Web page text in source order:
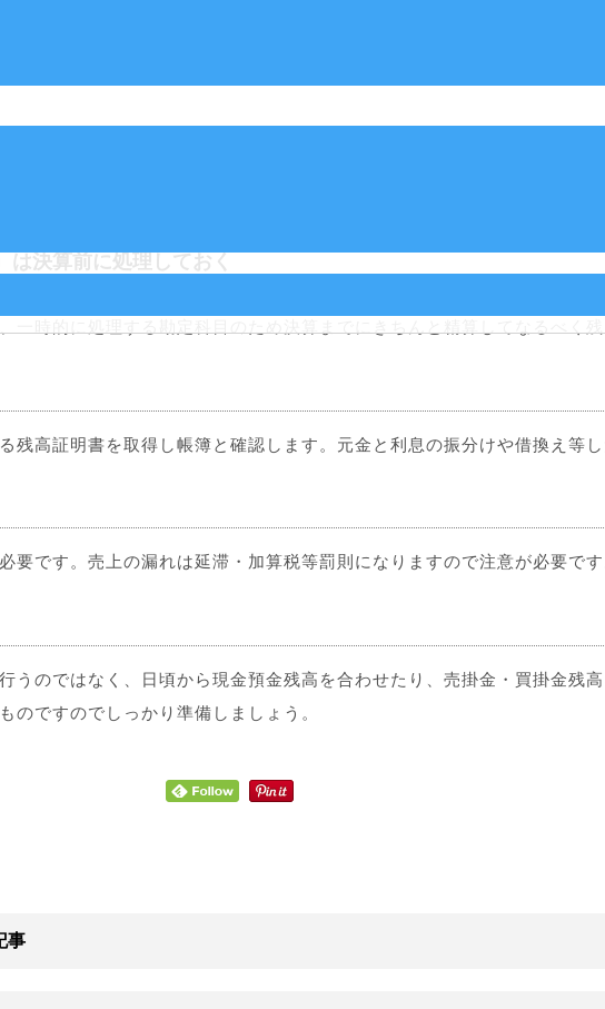
材料・仕掛品・貯蔵品）の在庫がどれだけあるか種類毎に数量を数え
。棚卸が終わったら一覧表（棚卸表）にします。
。新しく購入したものは計上漏れがないか、修繕費や消耗品費等の中
は決算前に処理しておく
高証明書を取得し帳簿と確認します。元金と利息の振分けや借換え等
です。売上の漏れは延滞・加算税等罰則になりますので注意が必要です
のではなく、日頃から現金預金残高を合わせたり、売掛金・買掛金残
のですのでしっかり準備しましょう。
事